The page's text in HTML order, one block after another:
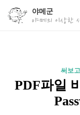
야메군
야메의 이상한
써보
PDF파일